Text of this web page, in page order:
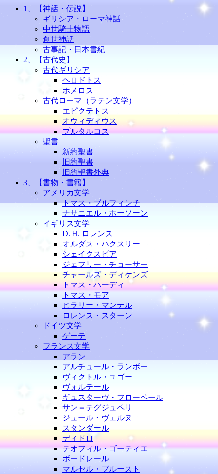
1、【神話・伝説】
ギリシア・ローマ神話
中世騎士物語
創世神話
古事記・日本書紀
2、【古代史】
古代ギリシア
ヘロドトス
ホメロス
古代ローマ（ラテン文学）
エピクテトス
オウィディウス
プルタルコス
聖書
新約聖書
旧約聖書
旧約聖書外典
3、【書物・書籍】
アメリカ文学
トマス・ブルフィンチ
ナサニエル・ホーソーン
イギリス文学
D. H. ロレンス
オルダス・ハクスリー
シェイクスピア
ジェフリー・チョーサー
チャールズ・ディケンズ
トマス・ハーディ
トマス・モア
ヒラリー・マンテル
ロレンス・スターン
ドイツ文学
ゲーテ
フランス文学
アラン
アルチュール・ランボー
ヴィクトル・ユゴー
ヴォルテール
ギュスターヴ・フローベール
サン＝テグジュペリ
ジュール・ヴェルヌ
スタンダール
ディドロ
テオフィル・ゴーティエ
ボードレール
マルセル・プルースト